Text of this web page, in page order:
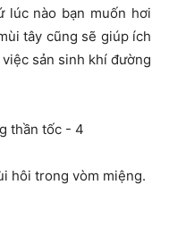
lúc nào bạn muốn hơi
tây cũng sẽ giúp ích
sản sinh khí đường
hôi trong vòm miệng.